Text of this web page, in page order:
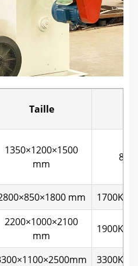
Taille
1350×1200×1500
mm
mm
2200×1000×2100
mm